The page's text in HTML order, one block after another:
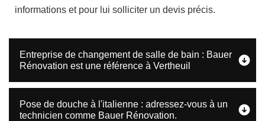
informations et pour lui solliciter un devis précis.
Entreprise de changement de salle de bain : Bauer
Rénovation est une référence à Vertheuil
Pose de douche à l'italienne : adressez-vous à un
technicien comme Bauer Rénovation.